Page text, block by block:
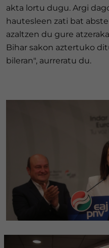
akta lortu dugu. Argi
hautesleen zati bat
azaltzen du gure
Bihar sakon aztertuko
bileran", aurreratu du.